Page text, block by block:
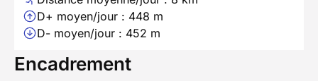
D+ moyen/jour : 448 m
D- moyen/jour : 452 m
Encadrement